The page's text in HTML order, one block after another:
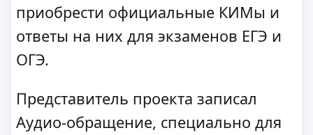
приобрести официальные КИМы и
ответы на них для экзаменов ЕГЭ и
ОГЭ.
Представитель проекта записал
Аудио-обращение, специально для